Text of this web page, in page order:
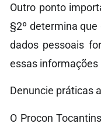
Outro ponto
§2º determina
dados pessoais
essas
Denuncie práticas
O Procon